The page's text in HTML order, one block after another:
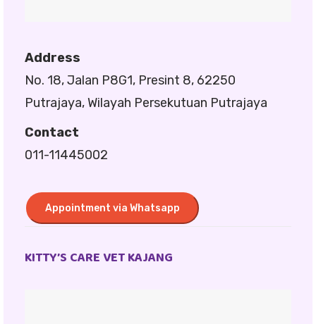
Address
No. 18, Jalan P8G1, Presint 8, 62250
Putrajaya, Wilayah Persekutuan Putrajaya
Contact
011-11445002
Appointment via Whatsapp
KITTY’S CARE VET KAJANG